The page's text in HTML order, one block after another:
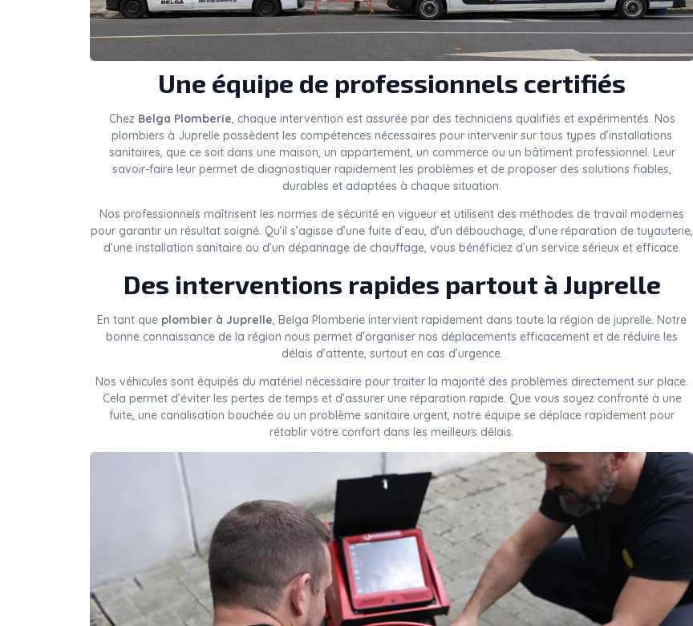
Une équipe de professionnels certifiés
Chez Belga Plomberie, chaque intervention est assurée par des techniciens qualifiés et expérimentés. Nos
plombiers à Juprelle possèdent les compétences nécessaires pour intervenir sur tous types d’installations
sanitaires, que ce soit dans une maison, un appartement, un commerce ou un bâtiment professionnel. Leur
savoir-faire leur permet de diagnostiquer rapidement les problèmes et de proposer des solutions fiables,
durables et adaptées à chaque situation.
Nos professionnels maîtrisent les normes de sécurité en vigueur et utilisent des méthodes de travail modernes
pour garantir un résultat soigné. Qu’il s’agisse d’une fuite d’eau, d’un débouchage, d’une réparation de tuyauterie,
d’une installation sanitaire ou d’un dépannage de chauffage, vous bénéficiez d’un service sérieux et efficace.
Des interventions rapides partout à Juprelle
En tant que plombier à Juprelle, Belga Plomberie intervient rapidement dans toute la région de juprelle. Notre
bonne connaissance de la région nous permet d’organiser nos déplacements efficacement et de réduire les
délais d’attente, surtout en cas d’urgence.
Nos véhicules sont équipés du matériel nécessaire pour traiter la majorité des problèmes directement sur place.
Cela permet d’éviter les pertes de temps et d’assurer une réparation rapide. Que vous soyez confronté à une
fuite, une canalisation bouchée ou un problème sanitaire urgent, notre équipe se déplace rapidement pour
rétablir votre confort dans les meilleurs délais.